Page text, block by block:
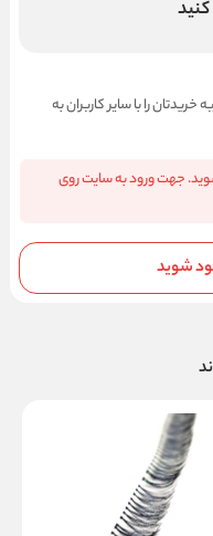
خریدتان را با سایر کاربران به
جهت ورود به سایت روی
شوید